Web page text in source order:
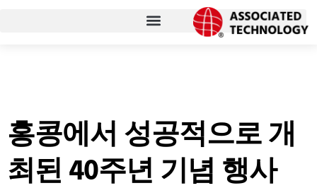
뛰
기홍콩에서 성공적으로 개
최된 40주년 기념 행사